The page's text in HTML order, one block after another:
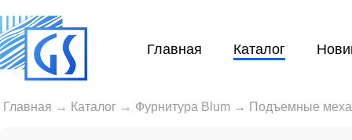
Главная Каталог
Главная → Каталог → Фурнитура Blum → Подъемные